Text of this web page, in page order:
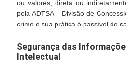
ou valores, direta ou
pela ADTSA – Divisão de
crime e sua prática é passível de
Segurança das
Intelectual